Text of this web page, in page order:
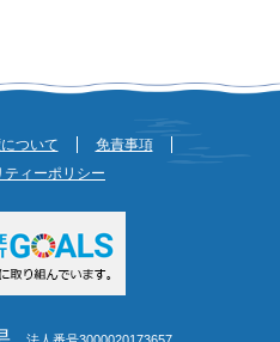
ついて
免責事項
ィーポリシー